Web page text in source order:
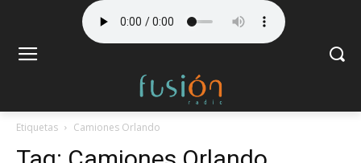
Etiquetas Camiones Orlando